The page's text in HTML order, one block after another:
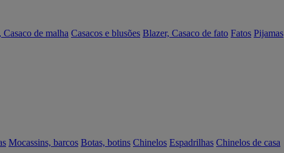
Casaco de malha Casacos e blusões Blazer, Casaco de fato Fatos Pijamas
Mocassins, barcos Botas, botins Chinelos Espadrilhas Chinelos de casa